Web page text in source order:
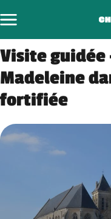
to
content
Visite guidée
Madeleine
fortifiée